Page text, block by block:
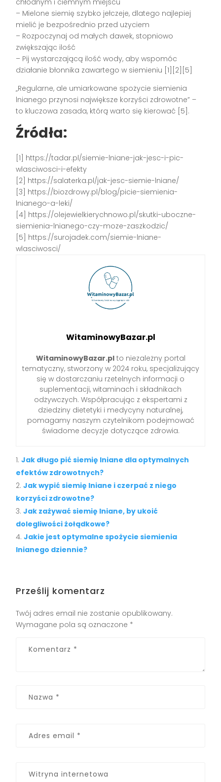
– Mielone siemię szybko jełczeje, dlatego najlepiej
mielić je bezpośrednio przed użyciem
– Rozpoczynaj od małych dawek, stopniowo
zwiększając ilość
– Pij wystarczającą ilość wody, aby wspomóc
działanie błonnika zawartego w siemieniu [1][2][5]
„Regularne, ale umiarkowane spożycie siemienia
lnianego przynosi największe korzyści zdrowotne” –
to kluczowa zasada, którą warto się kierować [5].
Źródła:
[1] https://tadar.pl/siemie-lniane-jak-jesc-i-pic-
wlasciwosci-i-efekty
[2] https://salaterka.pl/jak-jesc-siemie-lniane/
[3] https://biozdrowy.pl/blog/picie-siemienia-
lnianego-a-leki/
[4] https://olejewielkierychnowo.pl/skutki-uboczne-
siemienia-lnianego-czy-moze-zaszkodzic/
[5] https://surojadek.com/siemie-lniane-
wlasciwosci/
WitaminowyBazar.pl
WitaminowyBazar.plto niezależny portal
tematyczny, stworzony w 2024 roku, specjalizujący
się w dostarczaniu rzetelnych informacji o
suplementacji, witaminach i składnikach
odżywczych. Współpracując z ekspertami z
dziedziny dietetyki i medycyny naturalnej,
pomagamy naszym czytelnikom podejmować
świadome decyzje dotyczące zdrowia.
Jak długo pić siemię lniane dla optymalnych
efektów zdrowotnych?
Jak wypić siemię lniane i czerpać z niego
korzyści zdrowotne?
Jak zażywać siemię lniane, by ukoić
dolegliwości żołądkowe?
Jakie jest optymalne spożycie siemienia
lnianego dziennie?
Prześlij komentarz
Twój adres email nie zostanie opublikowany.
Wymagane pola są oznaczone *